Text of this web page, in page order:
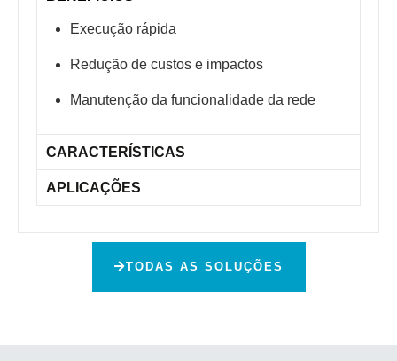
Execução rápida
Redução de custos e impactos
Manutenção da funcionalidade da rede
CARACTERÍSTICAS
APLICAÇÕES
TODAS AS SOLUÇÕES